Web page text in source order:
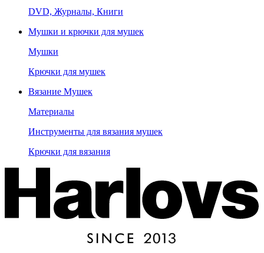
DVD, Журналы, Книги
Мушки и крючки для мушек
Мушки
Крючки для мушек
Вязание Мушек
Материалы
Инструменты для вязания мушек
Крючки для вязания